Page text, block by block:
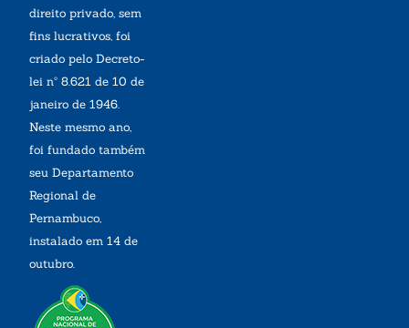
direito privado, sem
fins lucrativos, foi
criado pelo Decreto-
lei nº 8.621 de 10 de
janeiro de 1946.
Neste mesmo ano,
foi fundado também
seu Departamento
Regional de
Pernambuco,
instalado em 14 de
outubro.